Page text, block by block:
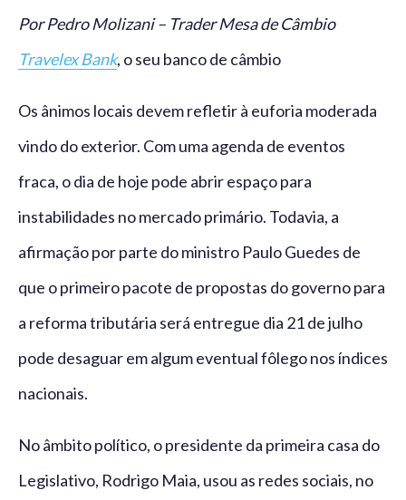
Por Pedro Molizani – Trader Mesa de Câmbio
Travelex Bank, o seu banco de câmbio
Os ânimos locais devem refletir à euforia moderada
vindo do exterior. Com uma agenda de eventos
fraca, o dia de hoje pode abrir espaço para
instabilidades no mercado primário. Todavia, a
afirmação por parte do ministro Paulo Guedes de
que o primeiro pacote de propostas do governo para
a reforma tributária será entregue dia 21 de julho
pode desaguar em algum eventual fôlego nos índices
nacionais.
No âmbito político, o presidente da primeira casa do
Legislativo, Rodrigo Maia, usou as redes sociais, no